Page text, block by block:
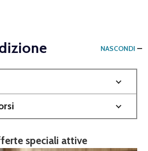
NASCONDI
speciali attive